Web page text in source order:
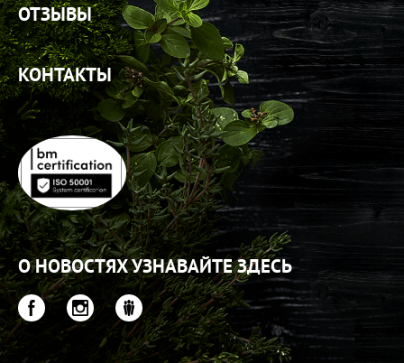
ОТЗЫВЫ
КОНТАКТЫ
О НОВОСТЯХ УЗНАВАЙТЕ ЗДЕСЬ